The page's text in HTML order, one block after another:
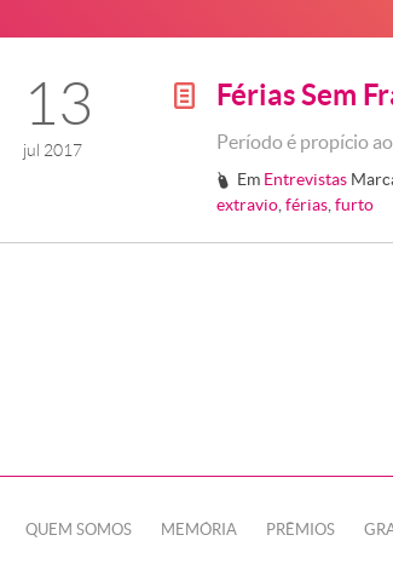
13
jul 2017
g Férias Sem
Período é propício
# Em Entrevistas
extravio férias furto
QUEM SOMOS MEMÓRIA PRÊMIOS